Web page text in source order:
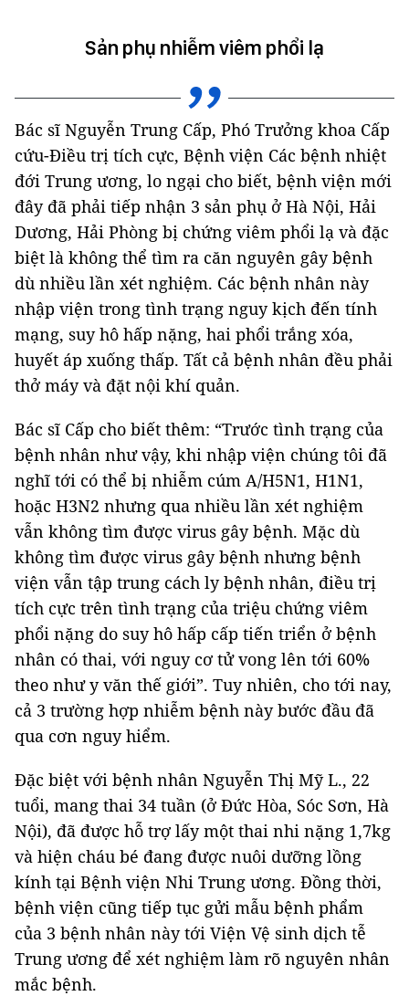
Sản phụ nhiễm viêm phổi lạ
Bác sĩ Nguyễn Trung Cấp, Phó Trưởng khoa Cấp
cứu-Điều trị tích cực, Bệnh viện Các bệnh nhiệt
đới Trung ương, lo ngại cho biết, bệnh viện mới
đây đã phải tiếp nhận 3 sản phụ ở Hà Nội, Hải
Dương, Hải Phòng bị chứng viêm phổi lạ và đặc
biệt là không thể tìm ra căn nguyên gây bệnh
dù nhiều lần xét nghiệm. Các bệnh nhân này
nhập viện trong tình trạng nguy kịch đến tính
mạng, suy hô hấp nặng, hai phổi trắng xóa,
huyết áp xuống thấp. Tất cả bệnh nhân đều phải
thở máy và đặt nội khí quản.
Bác sĩ Cấp cho biết thêm: “Trước tình trạng của
bệnh nhân như vậy, khi nhập viện chúng tôi đã
nghĩ tới có thể bị nhiễm cúm A/H5N1, H1N1,
hoặc H3N2 nhưng qua nhiều lần xét nghiệm
vẫn không tìm được virus gây bệnh. Mặc dù
không tìm được virus gây bệnh nhưng bệnh
viện vẫn tập trung cách ly bệnh nhân, điều trị
tích cực trên tình trạng của triệu chứng viêm
phổi nặng do suy hô hấp cấp tiến triển ở bệnh
nhân có thai, với nguy cơ tử vong lên tới 60%
theo như y văn thế giới”. Tuy nhiên, cho tới nay,
cả 3 trường hợp nhiễm bệnh này bước đầu đã
qua cơn nguy hiểm.
Đặc biệt với bệnh nhân Nguyễn Thị Mỹ L., 22
tuổi, mang thai 34 tuần (ở Đức Hòa, Sóc Sơn, Hà
Nội), đã được hỗ trợ lấy một thai nhi nặng 1,7kg
và hiện cháu bé đang được nuôi dưỡng lồng
kính tại Bệnh viện Nhi Trung ương. Đồng thời,
bệnh viện cũng tiếp tục gửi mẫu bệnh phẩm
của 3 bệnh nhân này tới Viện Vệ sinh dịch tễ
Trung ương để xét nghiệm làm rõ nguyên nhân
mắc bệnh.